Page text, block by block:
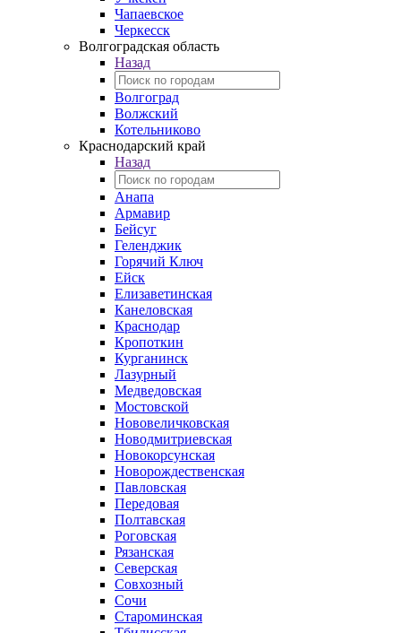
Чапаевское
Черкесск
Волгоградская область
Назад
Волгоград
Волжский
Котельниково
Краснодарский край
Назад
Анапа
Армавир
Бейсуг
Геленджик
Горячий Ключ
Ейск
Елизаветинская
Канеловская
Краснодар
Кропоткин
Курганинск
Лазурный
Медведовская
Мостовской
Нововеличковская
Новодмитриевская
Новокорсунская
Новорождественская
Павловская
Передовая
Полтавская
Роговская
Рязанская
Северская
Совхозный
Сочи
Староминская